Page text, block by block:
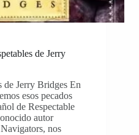
de Jerry
de Jerry Bridges En
esos pecados
de Respectable
autor
nos